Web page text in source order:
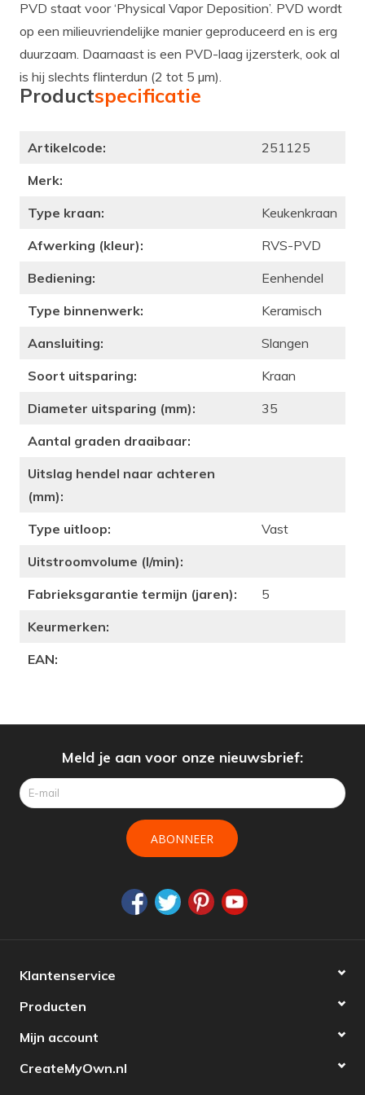
PVD staat voor ‘Physical Vapor Deposition’. PVD wordt
op een milieuvriendelijke manier geproduceerd en is erg
duurzaam. Daarnaast is een PVD-laag ijzersterk, ook al
is hij slechts flinterdun (2 tot 5 µm).
Productspecificatie
Artikelcode:
251125
Merk:
Type kraan:
Keukenkraan
Afwerking (kleur):
RVS-PVD
Bediening:
Eenhendel
Type binnenwerk:
Keramisch
Aansluiting:
Slangen
Soort uitsparing:
Kraan
Diameter uitsparing (mm):
35
Aantal graden draaibaar:
Uitslag hendel naar achteren
(mm):
Type uitloop:
Vast
Uitstroomvolume (l/min):
Fabrieksgarantie termijn (jaren):
5
Keurmerken:
EAN:
Meld je aan voor onze nieuwsbrief:
ABONNEER
Klantenservice
Producten
Mijn account
CreateMyOwn.nl